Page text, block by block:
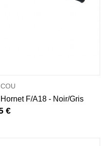
F/A18 - Noir/Gris
€